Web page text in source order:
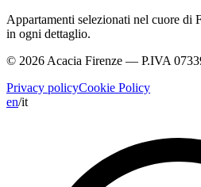
Appartamenti selezionati nel cuore di
in ogni dettaglio.
© 2026 Acacia Firenze — P.IVA
Privacy policyCookie Policy
en/it